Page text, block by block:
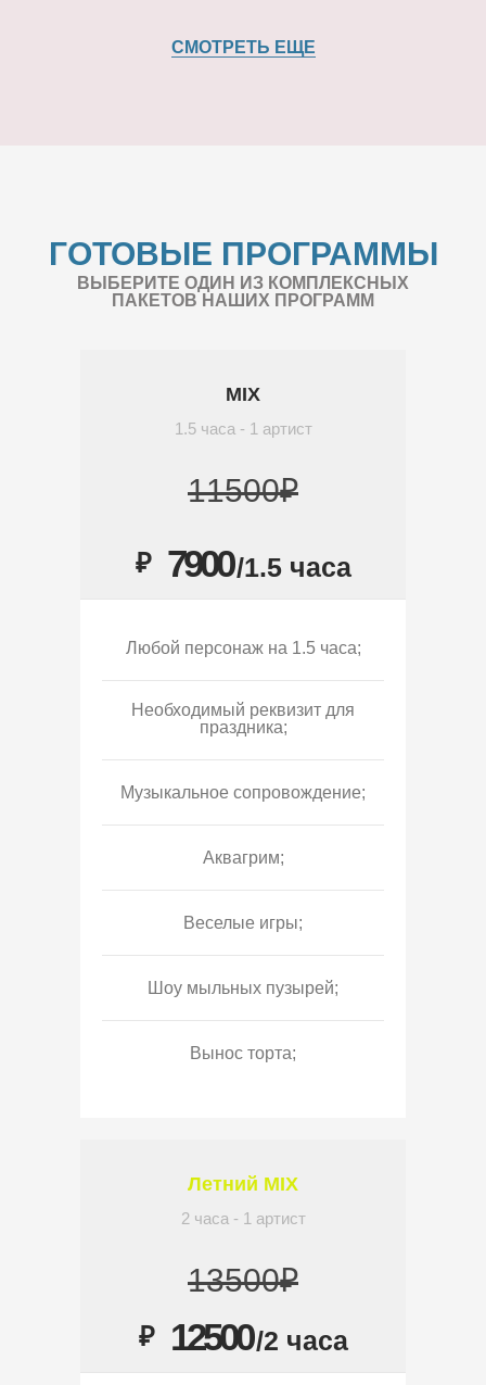
СМОТРЕТЬ ЕЩЕ
ГОТОВЫЕ ПРОГРАММЫ
ВЫБЕРИТЕ ОДИН ИЗ КОМПЛЕКСНЫХ
ПАКЕТОВ НАШИХ ПРОГРАММ
MIX
1.5 часа - 1 артист
11500₽
₽ 7900/1.5 часа
Любой персонаж на 1.5 часа;
Необходимый реквизит для
праздника;
Музыкальное сопровождение;
Аквагрим;
Веселые игры;
Шоу мыльных пузырей;
Вынос торта;
Летний MIX
2 часа - 1 артист
13500₽
₽ 12500/2 часа